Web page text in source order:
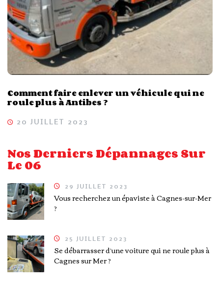
Comment faire enlever un véhicule qui ne
roule plus à Antibes ?
20 JUILLET 2023
Nos Derniers Dépannages Sur
Le 06
29 JUILLET 2023
Vous recherchez un épaviste à Cagnes-sur-Mer
?
25 JUILLET 2023
Se débarrasser d’une voiture qui ne roule plus à
Cagnes sur Mer ?